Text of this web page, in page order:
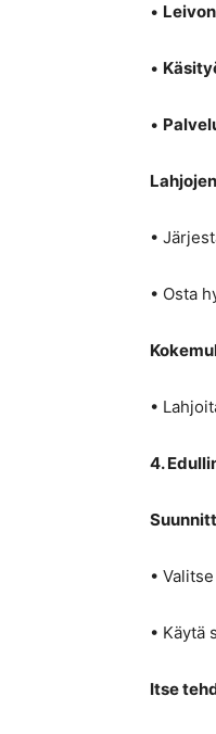
•
•
•
•
• Osta
•
4.
•
• Käytä
Itse